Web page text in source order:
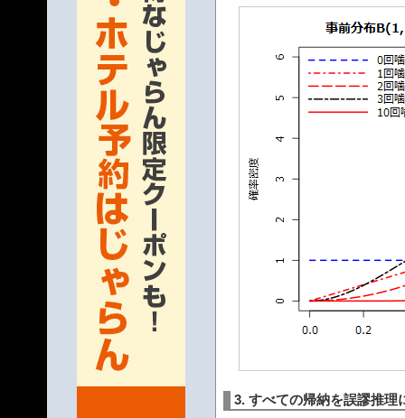
3. すべての帰納を誤謬推理